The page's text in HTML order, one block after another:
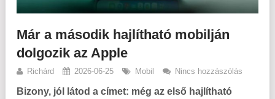
Már a második hajlítható mobilján
dolgozik az Apple
Richárd 2026-06-25 Mobil Nincs hozzászólás
Bizony, jól látod a címet: még az első hajlítható